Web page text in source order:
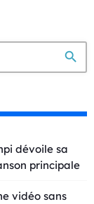
search
dévoile sa
principale
vidéo sans